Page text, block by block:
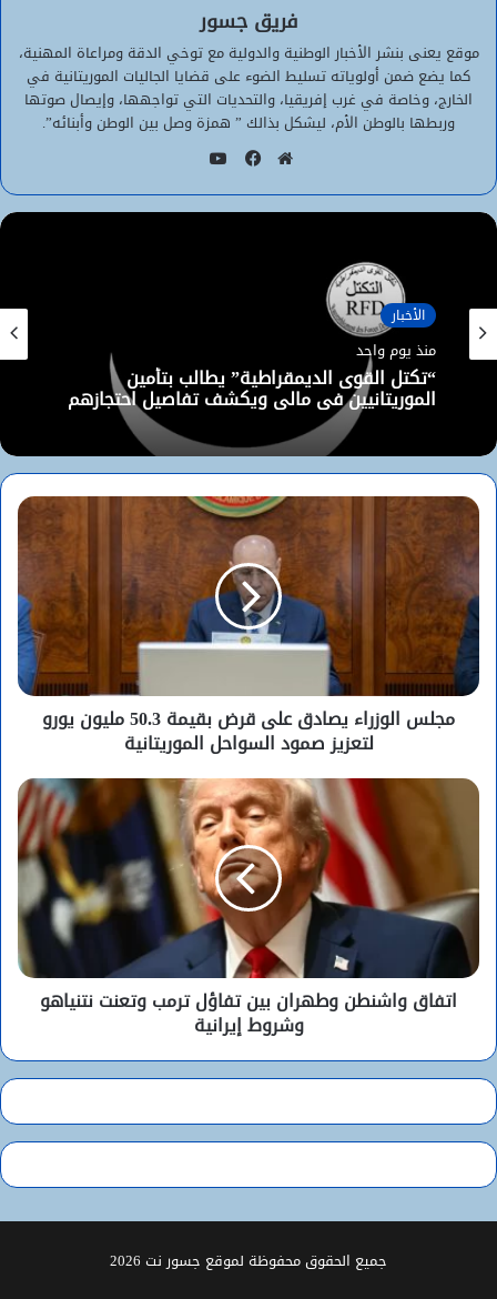
فريق جسور
موقع يعنى بنشر الأخبار الوطنية والدولية مع توخي الدقة ومراعاة المهنية،
كما يضع ضمن أولوياته تسليط الضوء على قضايا الجاليات الموريتانية في
الخارج، وخاصة في غرب إفريقيا، والتحديات التي تواجهها، وإيصال صوتها
وربطها بالوطن الأم، ليشكل بذالك ” همزة وصل بين الوطن وأبنائه”.
الويب
الأخبار
منذ يوم واحد
“تكتل القوى الديمقراطية” يطالب بتأمين
الموريتانيين في مالي ويكشف تفاصيل احتجازهم
مجلس الوزراء يصادق على قرض بقيمة 50.3 مليون يورو
لتعزيز صمود السواحل الموريتانية
اتفاق واشنطن وطهران بين تفاؤل ترمب وتعنت نتنياهو
وشروط إيرانية
جميع الحقوق محفوظة لموقع جسور نت 2026